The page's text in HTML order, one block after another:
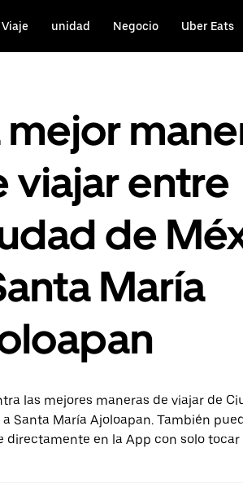
Viaje unidad Negocio Uber Eats
mejor
viajar entre
de
María
las mejores maneras de viajar de
a Santa María Ajoloapan. También
directamente en la App con solo